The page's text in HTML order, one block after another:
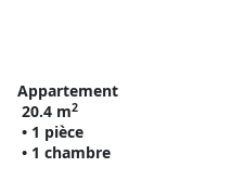
Appartement
20.4 m2
• 1 pièce
• 1 chambre